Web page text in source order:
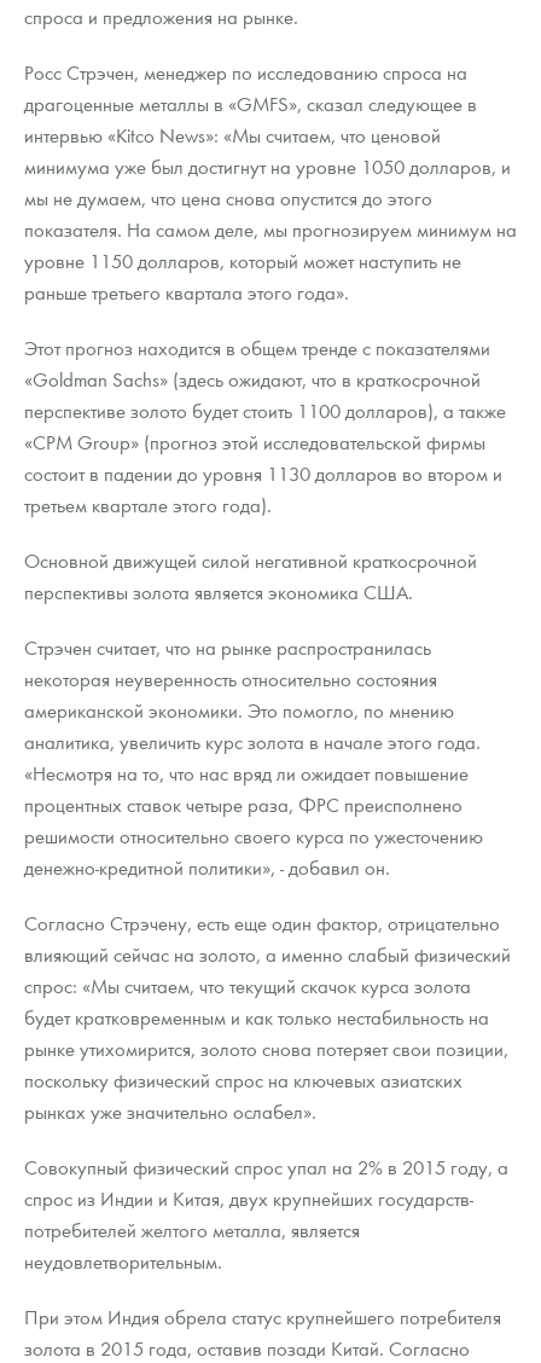
Русская нумизматика
Золотая карманная галерея
Наборы подарочных и коллекционных монет
Монеты и жетоны из недрагоценных металлов
Книги по нумизматике
спроса и предложения на рынке.
Росс Стрэчен, менеджер по исследованию спроса на
драгоценные металлы в «GMFS», сказал следующее в
интервью «Kitco News»: «Мы считаем, что ценовой
минимума уже был достигнут на уровне 1050 долларов, и
мы не думаем, что цена снова опустится до этого
показателя. На самом деле, мы прогнозируем минимум на
уровне 1150 долларов, который может наступить не
раньше третьего квартала этого года».
Этот прогноз находится в общем тренде с показателями
«Goldman Sachs» (здесь ожидают, что в краткосрочной
перспективе золото будет стоить 1100 долларов), а также
«CPM Group» (прогноз этой исследовательской фирмы
состоит в падении до уровня 1130 долларов во втором и
третьем квартале этого года).
Основной движущей силой негативной краткосрочной
перспективы золота является экономика США.
Стрэчен считает, что на рынке распространилась
некоторая неуверенность относительно состояния
американской экономики. Это помогло, по мнению
аналитика, увеличить курс золота в начале этого года.
«Несмотря на то, что нас вряд ли ожидает повышение
процентных ставок четыре раза, ФРС преисполнено
решимости относительно своего курса по ужесточению
денежно-кредитной политики», - добавил он.
Согласно Стрэчену, есть еще один фактор, отрицательно
влияющий сейчас на золото, а именно слабый физический
спрос: «Мы считаем, что текущий скачок курса золота
будет кратковременным и как только нестабильность на
рынке утихомирится, золото снова потеряет свои позиции,
поскольку физический спрос на ключевых азиатских
рынках уже значительно ослабел».
Совокупный физический спрос упал на 2% в 2015 году, а
спрос из Индии и Китая, двух крупнейших государств-
потребителей желтого металла, является
неудовлетворительным.
При этом Индия обрела статус крупнейшего потребителя
золота в 2015 года, оставив позади Китай. Согласно